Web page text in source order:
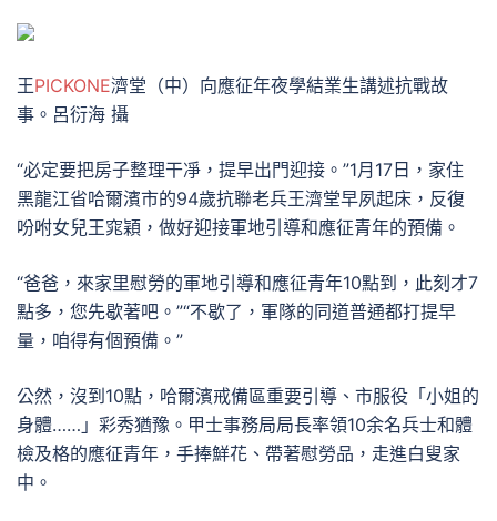
王PICKONE濟堂（中）向應征年夜學結業生講述抗戰故
事。呂衍海 攝
“必定要把房子整理干凈，提早出門迎接。”1月17日，家住
黑龍江省哈爾濱市的94歲抗聯老兵王濟堂早夙起床，反復
吩咐女兒王窕穎，做好迎接軍地引導和應征青年的預備。
“爸爸，來家里慰勞的軍地引導和應征青年10點到，此刻才7
點多，您先歇著吧。”“不歇了，軍隊的同道普通都打提早
量，咱得有個預備。”
公然，沒到10點，哈爾濱戒備區重要引導、市服役「小姐的
身體……」彩秀猶豫。甲士事務局局長率領10余名兵士和體
檢及格的應征青年，手捧鮮花、帶著慰勞品，走進白叟家
中。